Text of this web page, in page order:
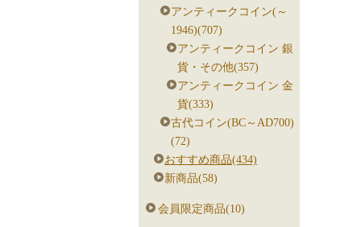
アンティークコイン(～
1946)(707)
アンティークコイン 銀
貨・その他(357)
アンティークコイン 金
貨(333)
古代コイン(BC～AD700)
(72)
おすすめ商品(434)
新商品(58)
会員限定商品(10)